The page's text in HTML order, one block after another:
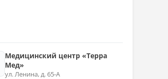
Медицинский центр «Терра
Мед»
ул. Ленина, д. 65-А